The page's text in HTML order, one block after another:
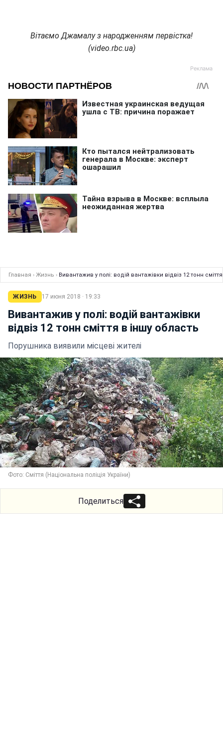
Вітаємо Джамалу з народженням первістка!
(video.rbc.ua)
Главная › Жизнь › Вивантажив у полі: водій вантажівки відвіз 12 тонн
ЖИЗНЬ 17 июня 2018 · 19:33
Вивантажив у полі: водій вантажівки
відвіз 12 тонн сміття в іншу область
Порушника виявили місцеві жителі
Фото: Сміття (Національна поліція України)
Поделиться